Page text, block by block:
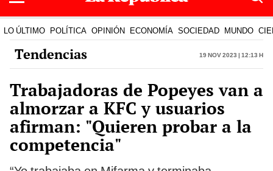
LO ÚLTIMO POLÍTICA OPINIÓN ECONOMÍA SOCIEDAD MUNDO
Tendencias 19 Nov 2023 | 12:13 h
Trabajadoras de Popeyes van a
almorzar a KFC y usuarios
afirman: "Quieren probar a la
competencia"